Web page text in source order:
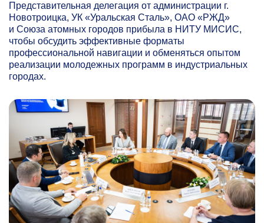
Представительная делегация от администрации г.
Новотроицка, УК «Уральская Сталь», ОАО «РЖД»
и Союза атомных городов прибыла в НИТУ МИСИС,
чтобы обсудить эффективные форматы
профессиональной навигации и обменяться опытом
реализации молодежных программ в индустриальных
городах.